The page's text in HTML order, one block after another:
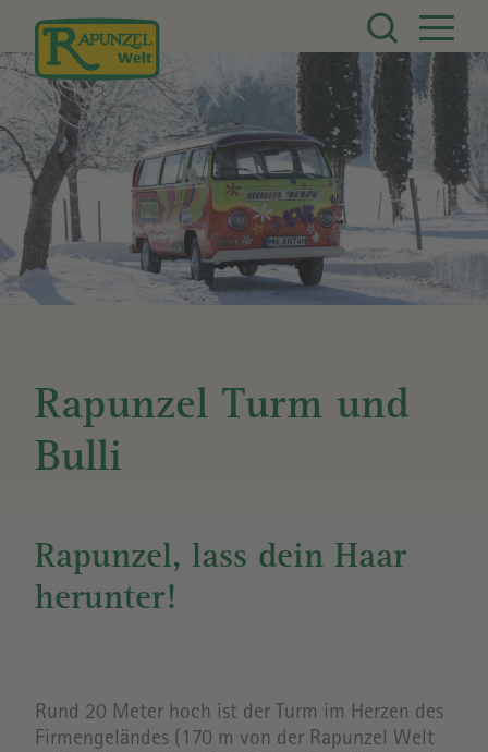
Direkt zum Inhalt
Rapunzel Turm und
Bulli
Rapunzel, lass dein Haar
herunter!
Rund 20 Meter hoch ist der Turm im Herzen des
Firmengeländes (170 m von der Rapunzel Welt